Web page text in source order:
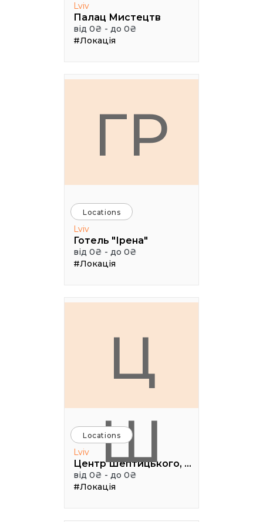
Lviv
Палац Мистецтв
від 0₴ - до 0₴
#Локація
ГР
Locations
Lviv
Готель "Ірена"
від 0₴ - до 0₴
#Локація
Ц
Ш
Locations
Lviv
Центр Шептицького, 1 поверх, паркова аудиторія
від 0₴ - до 0₴
#Локація